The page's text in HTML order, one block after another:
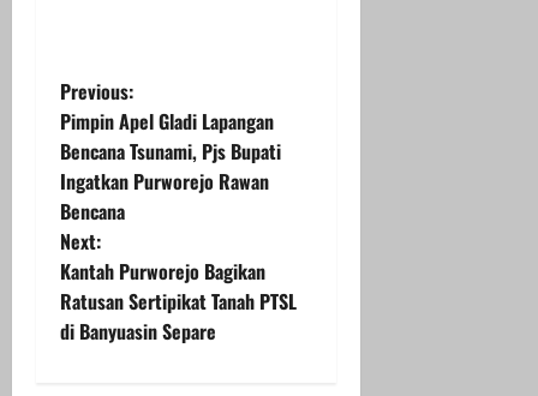
P
o
s
t
n
a
Previous:
Pimpin Apel Gladi Lapangan
Bencana Tsunami, Pjs Bupati
Ingatkan Purworejo Rawan
Bencana
Next:
Kantah Purworejo Bagikan
Ratusan Sertipikat Tanah PTSL
di Banyuasin Separe